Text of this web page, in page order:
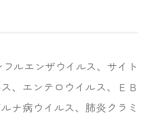
ルエンザウイルス、サイト
、エンテロウイルス、ＥＢ
ナ病ウイルス、肺炎クラミ